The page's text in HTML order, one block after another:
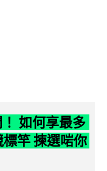
如何享最多
竿 揀選啱你